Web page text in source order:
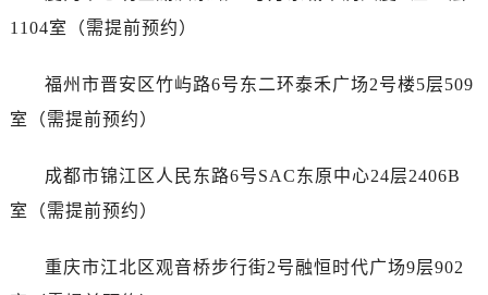
1104室（需提前预约）
福州市晋安区竹屿路6号东二环泰禾广场2号楼5层509
室（需提前预约）
成都市锦江区人民东路6号SAC东原中心24层2406B
室（需提前预约）
重庆市江北区观音桥步行街2号融恒时代广场9层902